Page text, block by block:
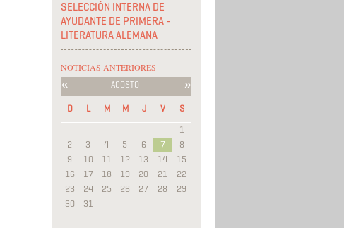
SELECCIÓN INTERNA DE
AYUDANTE DE PRIMERA -
LITERATURA ALEMANA
NOTICIAS ANTERIORES
« AGOSTO »
D L M M J V
S
1
2
3 4 5 6 7
8
9
10 11 12 13 14
15
16
17 18 19 20 21
22
23
24 25 26 27 28
29
30
31